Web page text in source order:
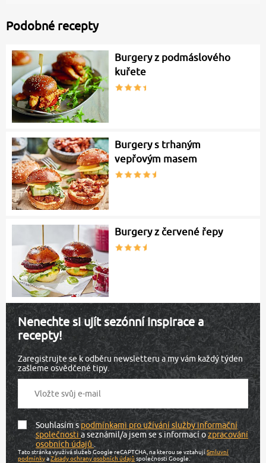
Podobné recepty
Burgery z podmáslového
kuřete
Burgery s trhaným
vepřovým masem
Burgery z červené řepy
Nenechte si ujít sezónní inspirace a
recepty!
Zaregistrujte se k odběru newsletteru a my vám každý týden
zašleme osvědčené tipy.
Souhlasím spodmínkami pro užívání služby informační
společnostia seznámil/a jsem se s informací ozpracování
osobních údajů.
Tato stránka využívá služeb Google reCAPTCHA, na kterou se vztahujíSmluvní
podmínkyaZásady ochrany osobních údajůspolečnosti Google.